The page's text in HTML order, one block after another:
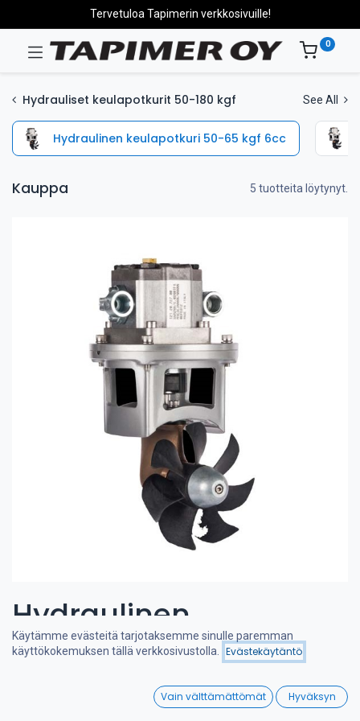
Suodattimet
Hinta - alhaisesta
korkeimpaan
Wishlist
Tervetuloa Tapimerin verkkosivuille!
0
Hydrauliset keulapotkurit 50-180 kgf See All
Hydraulinen keulapotkuri 50-65 kgf 6cc
Kauppa 5 tuotteita löytynyt.
Hydraulinen
keulapotkuri 50-65 kgf
Käytämme evästeitä tarjotaksemme sinulle paremman
käyttökokemuksen tällä verkkosivustolla.
Evästekäytäntö
Vain välttämättömät Hyväksyn